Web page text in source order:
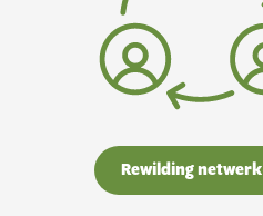
Rewilding netwerk